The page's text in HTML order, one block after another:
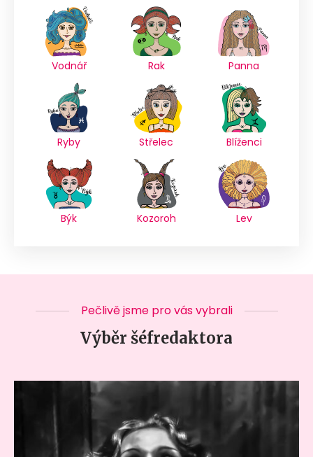
Vodnář Rak Panna
Ryby Střelec Blíženci
Býk Kozoroh Lev
Pečlivě jsme pro vás vybrali
Výběr šéfredaktora